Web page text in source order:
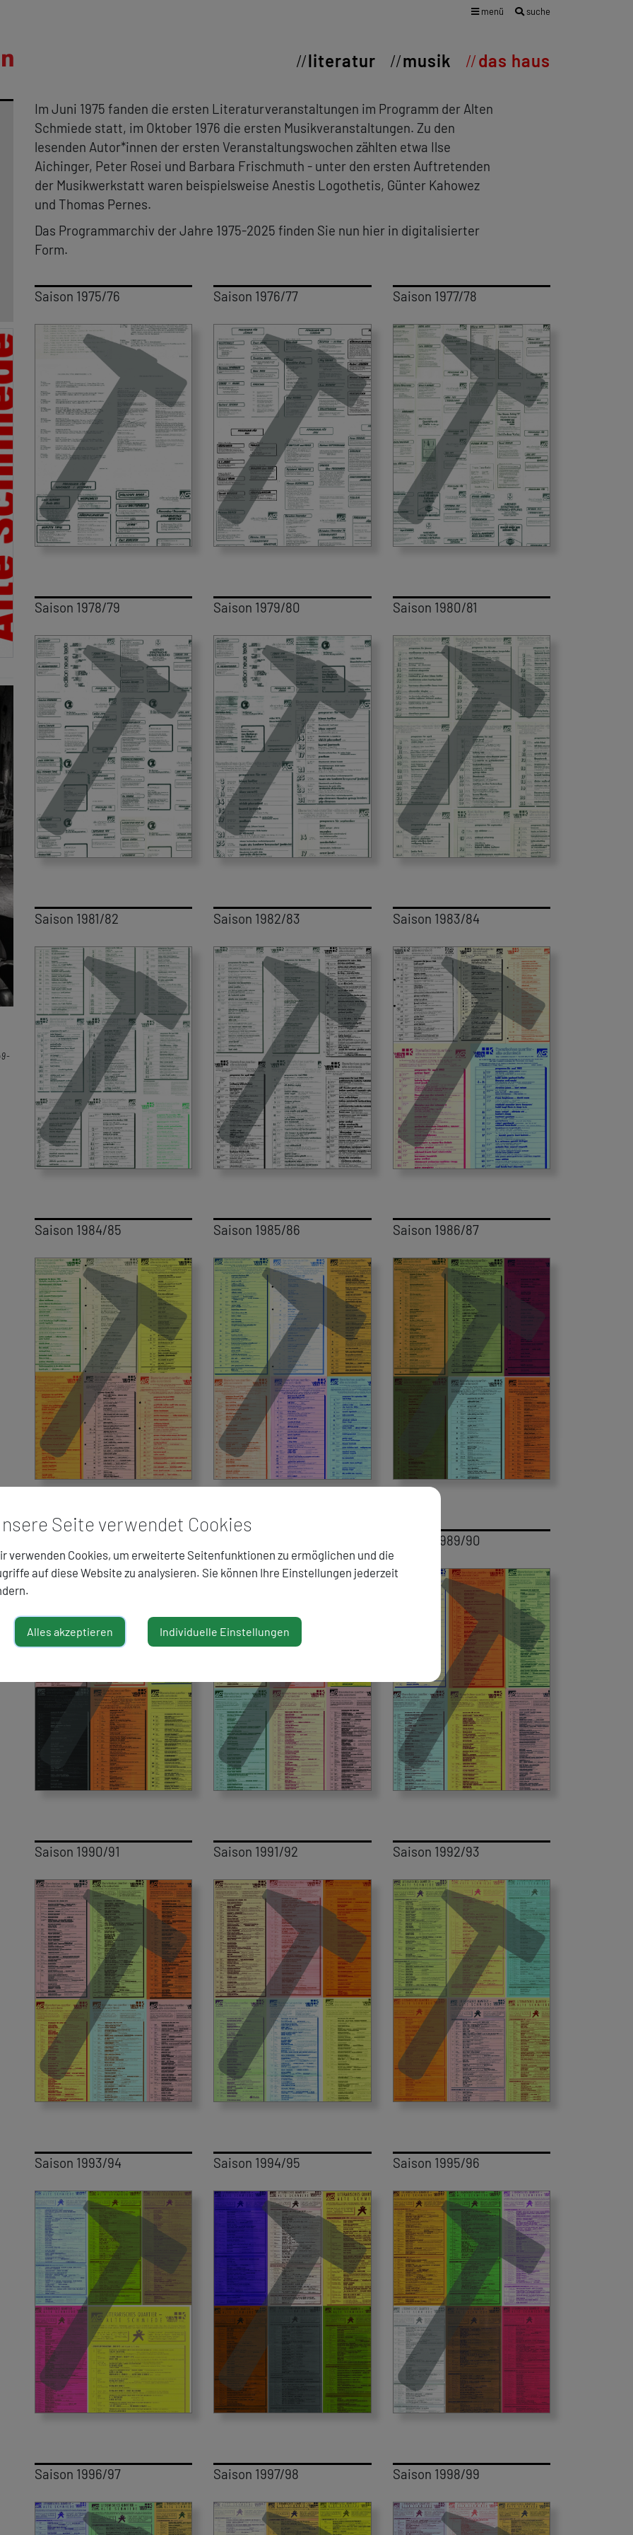
menü suche
literatur musik das haus
Im Juni 1975 fanden die ersten Literaturveranstaltungen im Programm der Alten
Schmiede statt, im Oktober 1976 die ersten Musikveranstaltungen. Zu den
lesenden Autor*innen der ersten Veranstaltungswochen zählten etwa Ilse
Aichinger, Peter Rosei und Barbara Frischmuth - unter den ersten Auftretenden
der Musikwerkstatt waren beispielsweise Anestis Logothetis, Günter Kahowez
und Thomas Pernes.
Das Programmarchiv der Jahre 1975-2025 finden Sie nun hier in digitalisierter
Form.
Saison 1975/76 Saison 1976/77 Saison 1977/78
Saison 1978/79 Saison 1979/80 Saison 1980/81
Saison 1981/82 Saison 1982/83 Saison 1983/84
Saison 1984/85 Saison 1985/86 Saison 1986/87
Saison 1989/90
Saison 1990/91 Saison 1991/92 Saison 1992/93
Saison 1993/94 Saison 1994/95 Saison 1995/96
Saison 1996/97 Saison 1997/98 Saison 1998/99
Seite verwendet Cookies
verwenden Cookies, um erweiterte Seitenfunktionen zu ermöglichen und die
auf diese Website zu analysieren. Sie können Ihre Einstellungen jederzeit
Alles akzeptieren Individuelle Einstellungen